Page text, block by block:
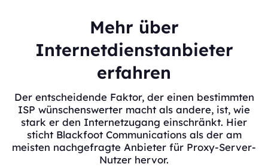
Mehr über
Internetdienstanbieter
erfahren
Der entscheidende Faktor, der einen bestimmten
ISP wünschenswerter macht als andere, ist, wie
stark er den Internetzugang einschränkt. Hier
sticht Blackfoot Communications als der am
meisten nachgefragte Anbieter für Proxy-Server-
Nutzer hervor.